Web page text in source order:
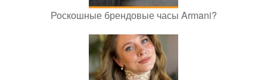
Роскошные брендовые часы Armani?